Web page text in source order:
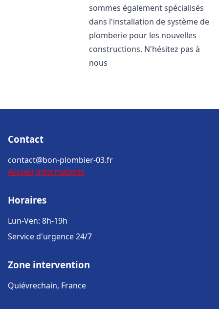
sommes également spécialisés
dans l'installation de système de
plomberie pour les nouvelles
constructions. N'hésitez pas à
nous
Contact
contact@bon-plombier-03.fr
Accueil Informations
Horaires
Lun-Ven: 8h-19h
Service d'urgence 24/7
Zone intervention
Quiévrechain, France